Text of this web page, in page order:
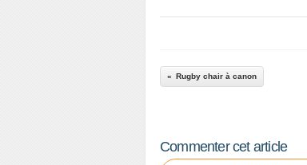
Rugby chair à canon
Commenter cet article